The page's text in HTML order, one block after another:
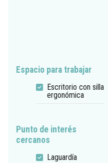
Espacio para trabajar
Escritorio con silla
ergonómica
Punto de interés
cercanos
Laguardía